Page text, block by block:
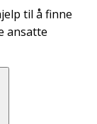
til å finne
ansatte